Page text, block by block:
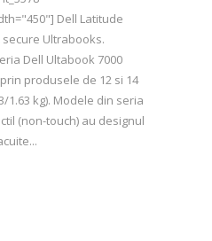
Dell Latitude
secure Ultrabooks.
Dell Ultabook 7000
produsele de 12 si 14
1.63 kg). Modele din seria
(non-touch) au designul